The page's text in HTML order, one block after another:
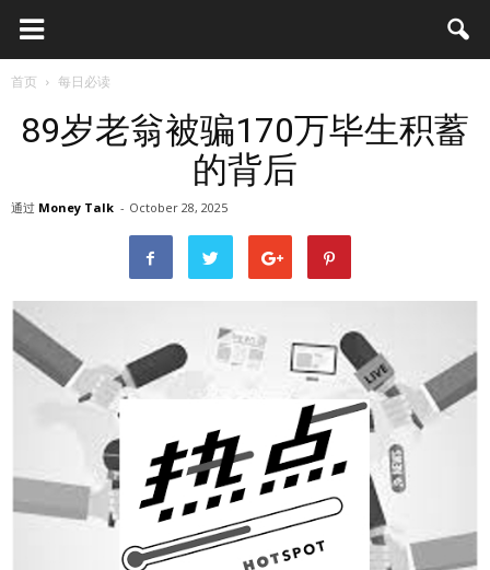
首页 每日必读
89岁老翁被骗170万毕生积蓄
的背后
通过 Money Talk - October 28, 2025